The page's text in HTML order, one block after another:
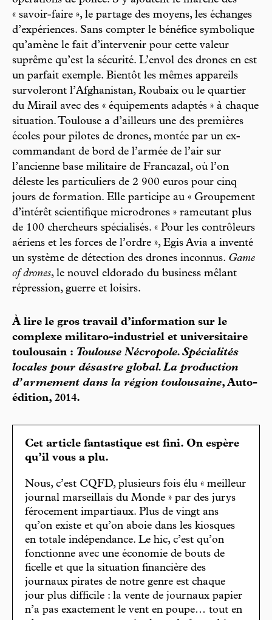
« savoir-faire », le partage des moyens, les échanges
d’expériences. Sans compter le bénéfice symbolique
qu’amène le fait d’intervenir pour cette valeur
suprême qu’est la sécurité. L’envol des drones en est
un parfait exemple. Bientôt les mêmes appareils
survoleront l’Afghanistan, Roubaix ou le quartier
du Mirail avec des « équipements adaptés » à chaque
situation. Toulouse a d’ailleurs une des premières
écoles pour pilotes de drones, montée par un ex-
commandant de bord de l’armée de l’air sur
l’ancienne base militaire de Francazal, où l’on
déleste les particuliers de 2 900 euros pour cinq
jours de formation. Elle participe au « Groupement
d’intérêt scientifique microdrones » rameutant plus
de 100 chercheurs spécialisés. « Pour les contrôleurs
aériens et les forces de l’ordre », Egis Avia a inventé
un système de détection des drones inconnus. Game
of drones, le nouvel eldorado du business mêlant
répression, guerre et loisirs.
À lire le gros travail d’information sur le
complexe militaro-industriel et universitaire
toulousain : Toulouse Nécropole. Spécialités
locales pour désastre global. La production
d’armement dans la région toulousaine, Auto-
édition, 2014.
Cet article fantastique est fini. On espère
qu’il vous a plu.
Nous, c’est CQFD, plusieurs fois élu « meilleur
journal marseillais du Monde » par des jurys
férocement impartiaux. Plus de vingt ans
qu’on existe et qu’on aboie dans les kiosques
en totale indépendance. Le hic, c’est qu’on
fonctionne avec une économie de bouts de
ficelle et que la situation financière des
journaux pirates de notre genre est chaque
jour plus difficile : la vente de journaux papier
n’a pas exactement le vent en poupe… tout en